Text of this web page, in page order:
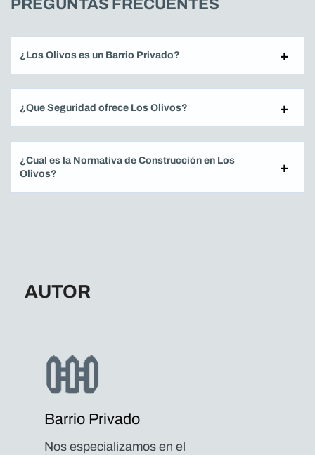
PREGUNTAS FRECUENTES
¿Los Olivos es un Barrio Privado?
¿Que Seguridad ofrece Los Olivos?
¿Cual es la Normativa de Construcción en Los
Olivos?
AUTOR
Barrio Privado
Nos especializamos en el